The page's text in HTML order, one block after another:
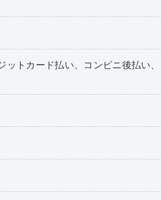
トカード払い、コンビニ後払い、